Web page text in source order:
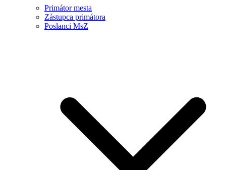
Primátor mesta
Zástupca primátora
Poslanci MsZ